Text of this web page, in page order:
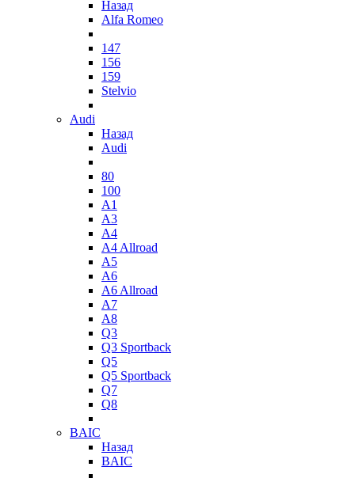
Назад
Alfa Romeo
147
156
159
Stelvio
Audi
Назад
Audi
80
100
A1
A3
A4
A4 Allroad
A5
A6
A6 Allroad
A7
A8
Q3
Q3 Sportback
Q5
Q5 Sportback
Q7
Q8
BAIC
Назад
BAIC